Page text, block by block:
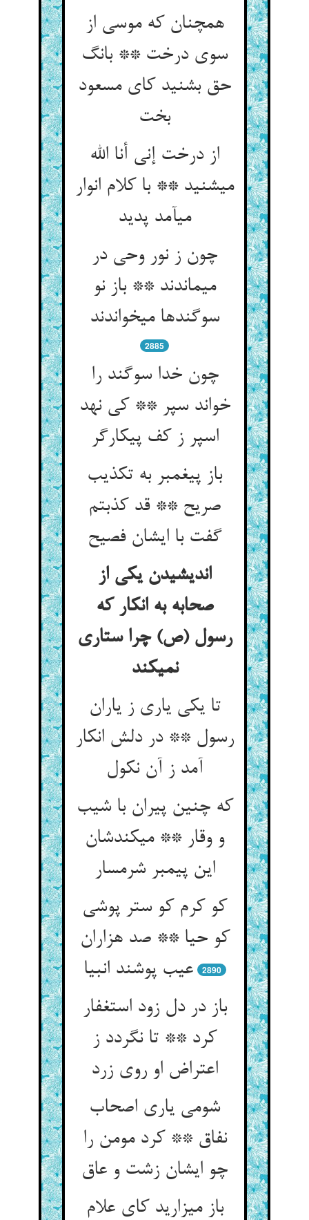
همچنان که موسی از
سوی درخت ** بانگ
حق بشنید کای مسعود
بخت‏
از درخت إنی أنا الله
می‏شنید ** با کلام انوار
می‏آمد پدید
چون ز نور وحی در
می‏ماندند ** باز نو
سوگندها می‏خواندند
2885
چون خدا سوگند را
خواند سپر ** کی نهد
اسپر ز کف پیکارگر
باز پیغمبر به تکذیب
صریح ** قد کذبتم
گفت با ایشان فصیح‏
اندیشیدن یکی از
صحابه به انکار که
رسول (ص) چرا ستاری
نمی‏کند
تا یکی یاری ز یاران
رسول ** در دلش انکار
آمد ز آن نکول‏
که چنین پیران با شیب
و وقار ** می‏کندشان
این پیمبر شرمسار
کو کرم کو ستر پوشی
کو حیا ** صد هزاران
عیب پوشند انبیا
2890
باز در دل زود استغفار
کرد ** تا نگردد ز
اعتراض او روی زرد
شومی یاری اصحاب
نفاق ** کرد مومن را
چو ایشان زشت و عاق‏
باز می‏زارید کای علام